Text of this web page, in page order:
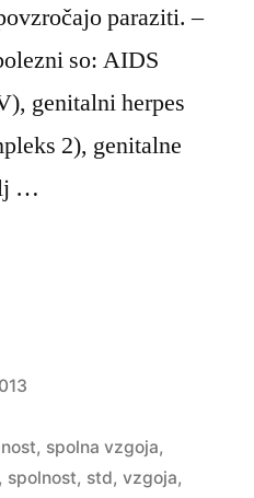
paraziti. –
so: AIDS
genitalni herpes
2), genitalne
…
, spolna vzgoja,
, spolnost, std, vzgoja,